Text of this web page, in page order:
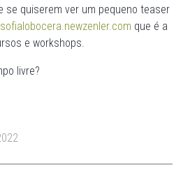
se quiserem ver um pequeno teaser
sofialobocera.newzenler.com que é a
e workshops.
livre?